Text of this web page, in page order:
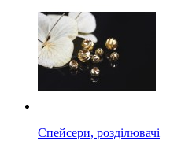
Спейсери, розділювачі